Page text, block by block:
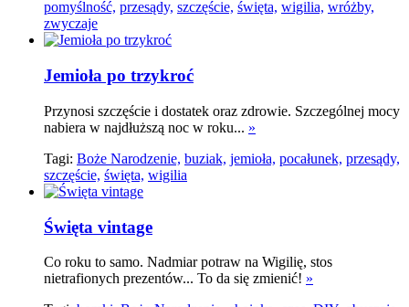
pomyślność, przesądy, szczęście, święta, wigilia, wróżby,
zwyczaje
Jemioła po trzykroć
Przynosi szczęście i dostatek oraz zdrowie. Szczególnej mocy
nabiera w najdłuższą noc w roku... »
Tagi: Boże Narodzenie, buziak, jemioła, pocałunek, przesądy,
szczęście, święta, wigilia
Święta vintage
Co roku to samo. Nadmiar potraw na Wigilię, stos
nietrafionych prezentów... To da się zmienić! »